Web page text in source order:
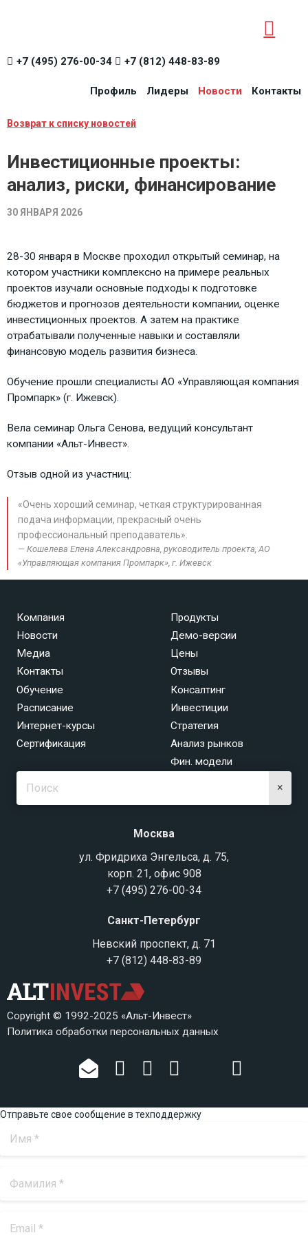
+7 (495) 276-00-34 +7 (812) 448-83-89
Профиль Лидеры Новости Контакты
Возврат к списку новостей
Инвестиционные проекты:
анализ, риски, финансирование
30 ЯНВАРЯ 2026
28-30 января в Москве проходил открытый семинар, на
котором участники комплексно на примере реальных
проектов изучали основные подходы к подготовке
бюджетов и прогнозов деятельности компании, оценке
инвестиционных проектов. А затем на практике
отрабатывали полученные навыки и составляли
финансовую модель развития бизнеса.
Обучение прошли специалисты АО «Управляющая компания
Промпарк» (г. Ижевск).
Вела семинар Ольга Сенова, ведущий консультант
компании «Альт-Инвест».
Отзыв одной из участниц:
«Очень хороший семинар, четкая структурированная
подача информации, прекрасный очень
профессиональный преподаватель».
Кошелева Елена Александровна, руководитель проекта, АО
«Управляющая компания Промпарк», г. Ижевск
Компания
Новости
Медиа
Контакты
Продукты
Демо-версии
Цены
Отзывы
Обучение
Расписание
Интернет-курсы
Сертификация
Консалтинг
Инвестиции
Стратегия
Анализ рынков
Фин. модели
×
Москва
ул. Фридриха Энгельса, д. 75,
корп. 21, офис 908
+7 (495) 276-00-34
Санкт-Петербург
Невский проспект, д. 71
+7 (812) 448-83-89
Copyright © 1992-2025 «Альт-Инвест»
Политика обработки персональных данных
Отправьте свое сообщение в техподдержку